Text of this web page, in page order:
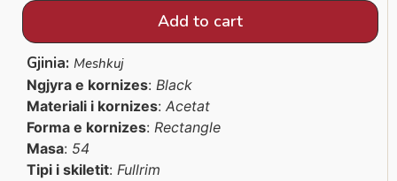
Add to cart
Gjinia: Meshkuj
Ngjyra e kornizes: Black
Materiali i kornizes: Acetat
Forma e kornizes: Rectangle
Masa: 54
Tipi i skiletit: Fullrim